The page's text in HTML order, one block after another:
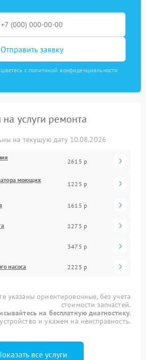
Отправить заявку
с политикой конфиденциальности
услуги ремонта
на текущую дату 10.08.2026
2615 р
моющих
1225 р
1615 р
1275 р
3475 р
насоса 2225 р
указаны ориентировочные, без учета
стоимости запчастей.
на бесплатную диагностику.
и укажем на неисправность.
все услуги